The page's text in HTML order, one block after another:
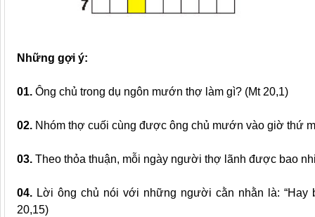
Những gợi ý:
01. Ông chủ trong dụ ngôn mướn thợ làm gì? (Mt 20,1)
02. Nhóm thợ cuối cùng được ông chủ mướn vào giờ thứ
03. Theo thỏa thuận, mỗi ngày người thợ lãnh được bao
04. Lời ông chủ nói với những người cằn nhằn là:
20,15)